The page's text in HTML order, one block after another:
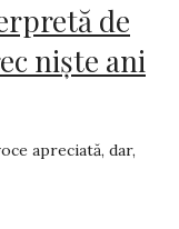
de
niște ani
apreciată, dar,